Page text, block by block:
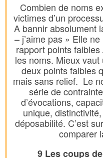
Combien de noms
victimes d’un
A bannir absolument
– j’aime pas » Elle
rapport points
les noms. Mieux
deux points faibles
mais sans relief. Le
série de
d’évocations,
unique,
déposabilité. C’est
comparer
9 Les coups